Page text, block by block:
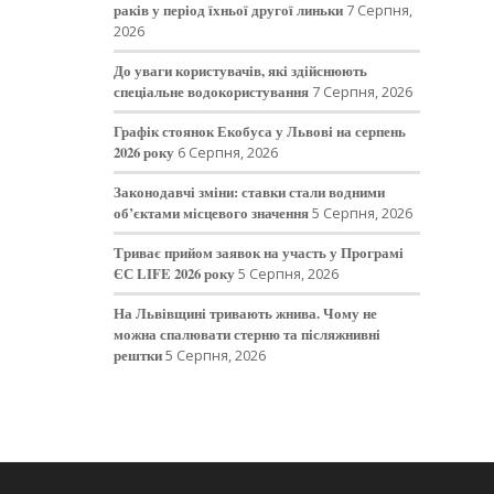
раків у період їхньої другої линьки 7 Серпня,
2026
До уваги користувачів, які здійснюють
спеціальне водокористування 7 Серпня, 2026
Графік стоянок Екобуса у Львові на серпень
2026 року 6 Серпня, 2026
Законодавчі зміни: ставки стали водними
об’єктами місцевого значення5 Серпня, 2026
Триває прийом заявок на участь у Програмі
ЄС LIFE 2026 року5 Серпня, 2026
На Львівщині тривають жнива. Чому не
можна спалювати стерню та післяжнивні
рештки5 Серпня, 2026